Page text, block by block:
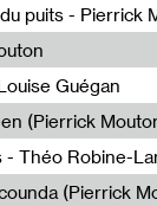
Djinne
Guégan
(Pierrick
Beat